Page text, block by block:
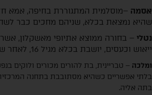
אסמה
שהיא נמצאת בכלא, שניהם מחכים כבר
נטלי – בחורה ממוצא אתיופי מאשקלון,
ייאוש וכעסים, יושבת בכלא מגיל 16, לאחר שהרגה את האיש שאנס אותה.
ומלכה – טבריינית, בת להורים מכורים ולוקים
בלתי אפשריים כשהיא מסתובבת בתחנה
בתה אליה.